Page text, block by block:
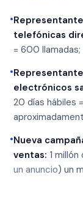
•
telefónicas
= 600
•
electrónicos
20 días hábiles
•Nueva
ventas: 1
un anuncio) un